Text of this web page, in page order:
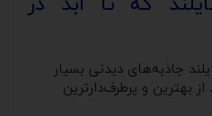
جاذبه‌های دیدنی بسیار
که در ادامه به ۱۰ مورد از بهترین و پرطرف‌دارترین